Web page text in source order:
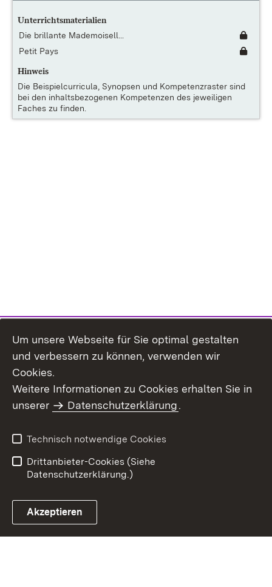
Unterrichtsmaterialien
Die brillante Mademoisell...
Petit Pays
Hinweis
Die Beispielcurricula, Synopsen und Kompetenzraster sind
bei den inhaltsbezogenen Kompetenzen des jeweiligen
Faches zu finden.
Um unsere Webseite für Sie optimal gestalten
und verbessern zu können, verwenden wir
Cookies.
Weitere Informationen zu Cookies erhalten Sie in
unserer
Datenschutzerklärung.
Technisch notwendige Cookies
Drittanbieter-Cookies (Siehe
Datenschutzerklärung.)
Akzeptieren